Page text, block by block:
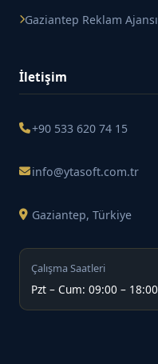
Gaziantep Reklam Ajansı
İletişim
+90 533 620 74 15
info@ytasoft.com.tr
Gaziantep, Türkiye
Çalışma Saatleri
Pzt – Cum: 09:00 – 18:00